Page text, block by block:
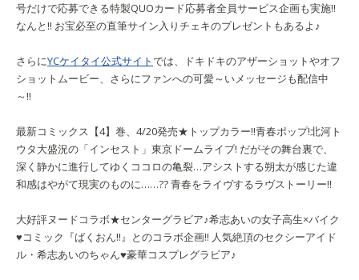
号だけで応募できる特製QUOカード応募者全員サービス企画も実施!!
なんと!! お宝必至の直筆サイン入りチェキのプレゼントもあるよ♪
さらにYCケイタイ公式サイトでは、ドキドキのアザーショットやオフ
ショットムービー、さらにファンへの可愛～いメッセージも配信中
～!!
最新コミックス【4】巻、4/20発売★トップカラー!!青春ポップ!北河ト
ウタ大盛況の「インセスト」東京ドームライブ! だがその舞台裏で、
深く静かに進行してゆくココロの亀裂…アシストする朔太が感じた違
和感はやがて現実のものに……?? 青春をライヴするラヴストーリー!!
大好評ヌードコラボ★センターグラビア♪希志あいの女子高生×バイク
♥コミック『ばくおん!!』とのコラボ企画!! 人気絶頂のセクシーアイド
ル・希志あいのちゃん♥豪華コスプレグラビア♪